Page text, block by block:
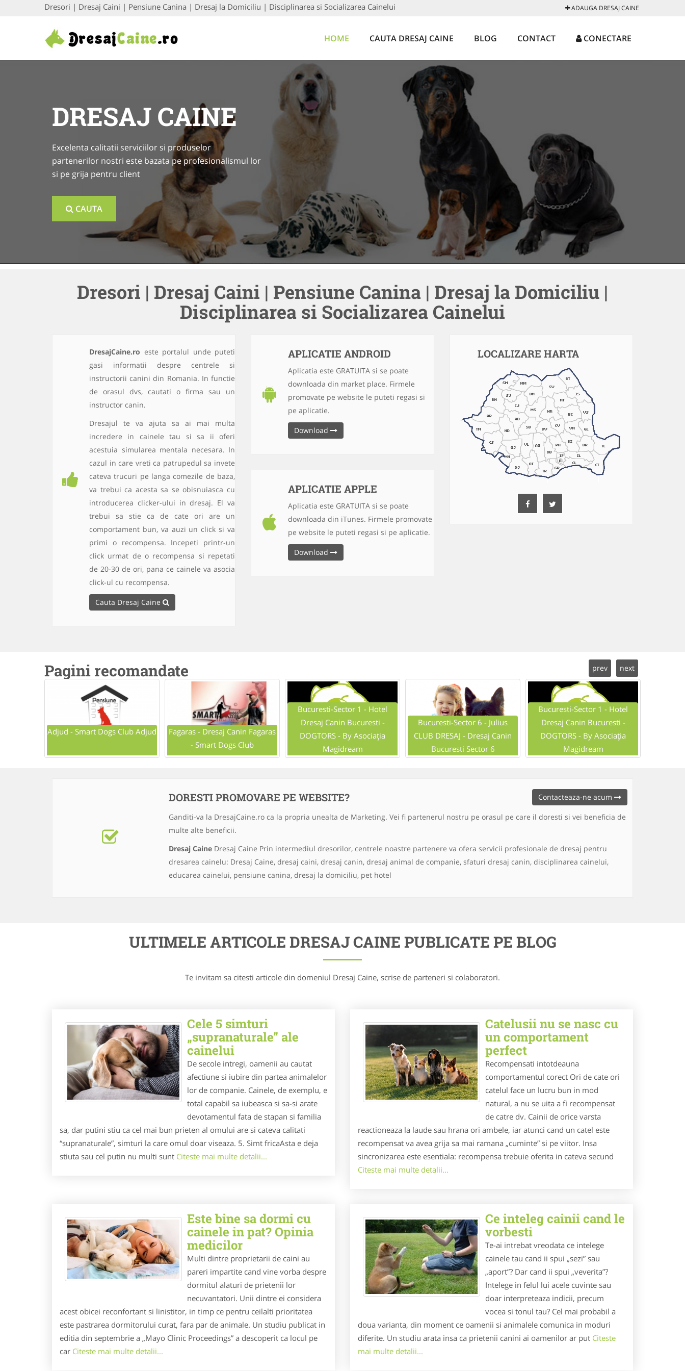
Dresori | Dresaj Caini | Pensiune Canina | Dresaj la Domiciliu | Disciplinarea si Socializarea Cainelui ADAUGA DRESAJ CAINE
HOME CAUTA DRESAJ CAINE BLOG CONTACT CONECTARE
DRESAJ CAINE
Excelenta calitatii serviciilor si produselor
partenerilor nostri este bazata pe profesionalismul lor
si pe grija pentru client
CAUTA
Dresori | Dresaj Caini | Pensiune Canina | Dresaj la Domiciliu |
Disciplinarea si Socializarea Cainelui
LOCALIZARE HARTA
DresajCaine.ro este portalul unde puteti
gasi informatii despre centrele si
instructorii canini din Romania. In functie
de orasul dvs, cautati o firma sau un
instructor canin.
Dresajul te va ajuta sa ai mai multa
incredere in cainele tau si sa ii oferi
acestuia simularea mentala necesara. In
cazul in care vreti ca patrupedul sa invete
cateva trucuri pe langa comezile de baza,
va trebui ca acesta sa se obisnuiasca cu
introducerea clicker-ului in dresaj. El va
trebui sa stie ca de cate ori are un
comportament bun, va auzi un click si va
primi o recompensa. Incepeti printr-un
click urmat de o recompensa si repetati
de 20-30 de ori, pana ce cainele va asocia
click-ul cu recompensa.
Cauta Dresaj Caine
APLICATIE ANDROID
Aplicatia este GRATUITA si se poate
downloada din market place. Firmele
promovate pe website le puteti regasi si
pe aplicatie.
Download
APLICATIE APPLE
Aplicatia este GRATUITA si se poate
downloada din iTunes. Firmele promovate
pe website le puteti regasi si pe aplicatie.
Download
Pagini recomandate
Adjud - Smart Dogs Club Adjud
Fagaras - Dresaj Canin Fagaras
- Smart Dogs Club
Bucuresti-Sector 1 - Hotel
Dresaj Canin Bucuresti -
DOGTORS - By Asociația
Magidream
Bucuresti-Sector 6 - Julius
CLUB DRESAJ - Dresaj Canin
Bucuresti Sector 6
Bucuresti-Sector 1 - Hotel
Dresaj Canin Bucuresti -
DOGTORS - By Asociația
Magidream
prev next
DORESTI PROMOVARE PE WEBSITE? Contacteaza-ne acum
Ganditi-va la DresajCaine.ro ca la propria unealta de Marketing. Vei fi partenerul nostru pe orasul pe care il doresti si vei beneficia de
multe alte beneficii.
Dresaj Caine Dresaj Caine Prin intermediul dresorilor, centrele noastre partenere va ofera servicii profesionale de dresaj pentru
dresarea cainelu: Dresaj Caine, dresaj caini, dresaj canin, dresaj animal de companie, sfaturi dresaj canin, disciplinarea cainelui,
educarea cainelui, pensiune canina, dresaj la domiciliu, pet hotel
ULTIMELE ARTICOLE DRESAJ CAINE PUBLICATE PE BLOG
Te invitam sa citesti articole din domeniul Dresaj Caine, scrise de parteneri si colaboratori.
Cele 5 simturi
„supranaturale” ale
cainelui
De secole intregi, oamenii au cautat
afectiune si iubire din partea animalelor
lor de companie. Cainele, de exemplu, e
total capabil sa iubeasca si sa-si arate
devotamentul fata de stapan si familia
sa, dar putini stiu ca cel mai bun prieten al omului are si cateva calitati
“supranaturale”, simturi la care omul doar viseaza. 5. Simt fricaAsta e deja
stiuta sau cel putin nu multi sunt Citeste mai multe detalii...
Catelusii nu se nasc cu
un comportament
perfect
Recompensati intotdeauna
comportamentul corect Ori de cate ori
catelul face un lucru bun in mod
natural, a nu se uita a fi recompensat
de catre dv. Cainii de orice varsta
reactioneaza la laude sau hrana ori ambele, iar atunci cand un catel este
recompensat va avea grija sa mai ramana „cuminte” si pe viitor. Insa
sincronizarea este esentiala: recompensa trebuie oferita in cateva secund
Citeste mai multe detalii...
Este bine sa dormi cu
cainele in pat? Opinia
medicilor
Multi dintre proprietarii de caini au
pareri impartite cand vine vorba despre
dormitul alaturi de prietenii lor
necuvantatori. Unii dintre ei considera
acest obicei reconfortant si linistitor, in timp ce pentru ceilalti prioritatea
este pastrarea dormitorului curat, fara par de animale. Un studiu publicat in
editia din septembrie a „Mayo Clinic Proceedings” a descoperit ca locul pe
car Citeste mai multe detalii...
Ce inteleg cainii cand le
vorbesti
Te-ai intrebat vreodata ce intelege
cainele tau cand ii spui „sezi” sau
„aport”? Dar cand ii spui „veverita”?
Intelege in felul lui acele cuvinte sau
doar interpreteaza indicii, precum
vocea si tonul tau? Cel mai probabil a
doua varianta, din moment ce oamenii si animalele comunica in moduri
diferite. Un studiu arata insa ca prietenii canini ai oamenilor ar put Citeste
mai multe detalii...